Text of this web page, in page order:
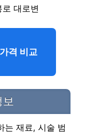
대로변
격 비교
보
는 재료, 시술 범